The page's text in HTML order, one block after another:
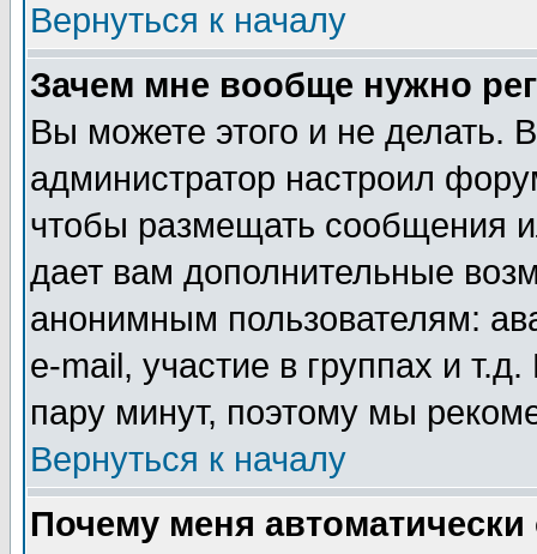
Вернуться к началу
Зачем мне вообще нужно
Вы можете этого и не делать.
администратор настроил
чтобы размещать сообщения
дает вам дополнительные
анонимным пользователям:
e-mail, участие в группах и
пару минут, поэтому мы
Вернуться к началу
Почему меня автоматически